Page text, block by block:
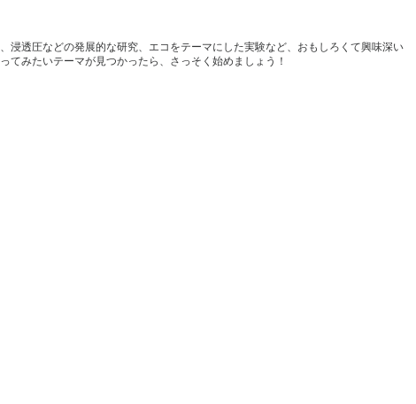
透圧などの発展的な研究、エコをテーマにした実験など、おもしろくて興味深い
みたいテーマが見つかったら、さっそく始めましょう！